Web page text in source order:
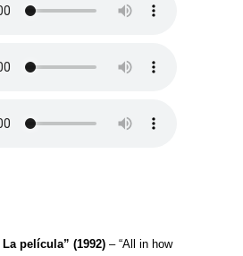
película” (1992)– “All in how